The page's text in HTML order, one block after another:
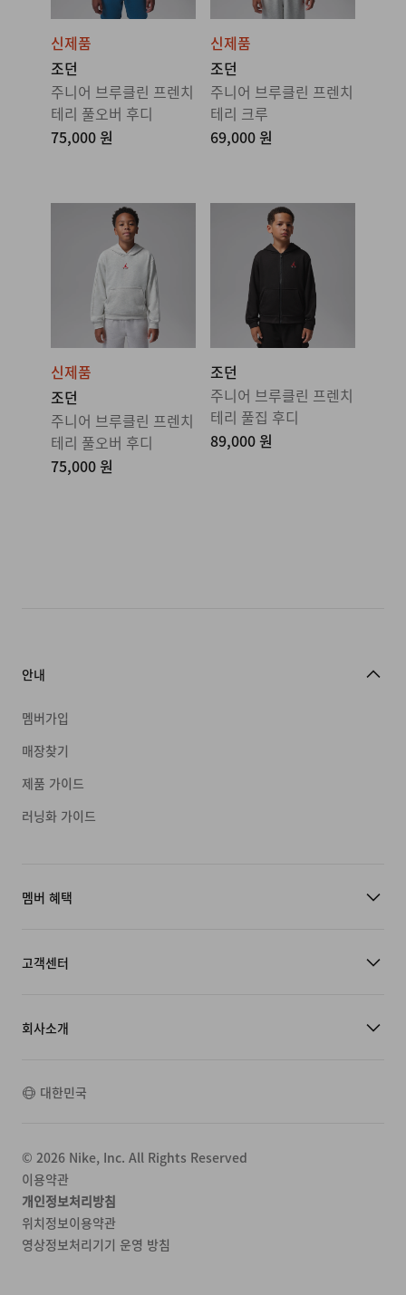
신제품
조던
주니어 브루클린 프렌치
테리 풀오버 후디
75,000 원
신제품
조던
주니어 브루클린 프렌치
테리 크루
69,000 원
신제품
조던
주니어 브루클린 프렌치
테리 풀오버 후디
75,000 원
조던
주니어 브루클린 프렌치
테리 풀집 후디
89,000 원
안내
멤버가입
매장찾기
제품 가이드
러닝화 가이드
멤버 혜택
고객센터
회사소개
대한민국
© 2026 Nike, Inc. All Rights Reserved
이용약관
개인정보처리방침
위치정보이용약관
영상정보처리기기 운영 방침